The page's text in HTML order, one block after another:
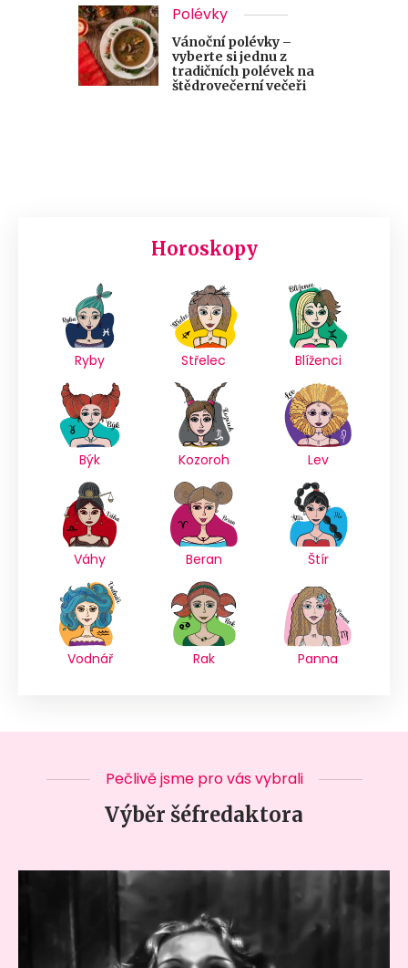
Polévky
Vánoční polévky –
vyberte si jednu z
tradičních polévek na
štědrovečerní večeři
Horoskopy
Ryby Střelec Blíženci
Býk Kozoroh Lev
Váhy Beran Štír
Vodnář Rak Panna
Pečlivě jsme pro vás vybrali
Výběr šéfredaktora